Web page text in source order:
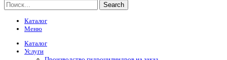
Search
Каталог
Меню
Каталог
Услуги